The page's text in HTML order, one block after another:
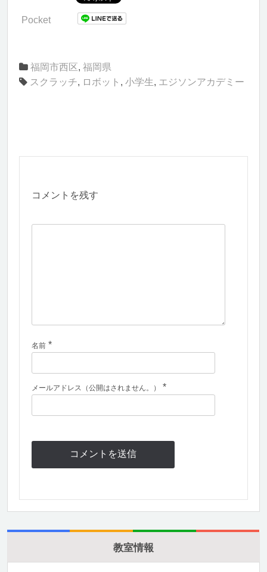
Pocket
福岡市西区, 福岡県
スクラッチ, ロボット , 小学生, エジソンアカデミー
コメントを残す
名前 *
メールアドレス（公開はされません。） *
教室情報